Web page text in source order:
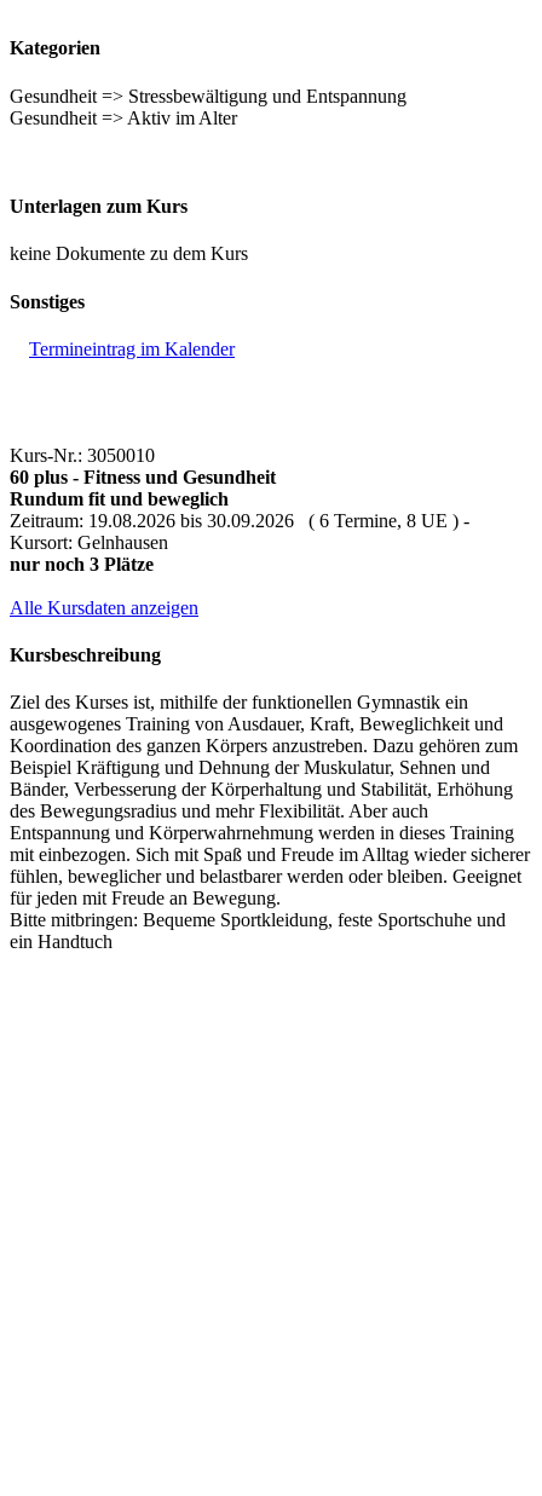
Kategorien
Gesundheit => Stressbewältigung und Entspannung
Gesundheit => Aktiv im Alter
Unterlagen zum Kurs
keine Dokumente zu dem Kurs
Sonstiges
Termineintrag im Kalender
Kurs-Nr.: 3050010
60 plus - Fitness und Gesundheit
Rundum fit und beweglich
Zeitraum: 19.08.2026 bis 30.09.2026 ( 6 Termine, 8 UE ) -
Kursort: Gelnhausen
nur noch 3 Plätze
Alle Kursdaten anzeigen
Kursbeschreibung
Ziel des Kurses ist, mithilfe der funktionellen Gymnastik ein
ausgewogenes Training von Ausdauer, Kraft, Beweglichkeit und
Koordination des ganzen Körpers anzustreben. Dazu gehören zum
Beispiel Kräftigung und Dehnung der Muskulatur, Sehnen und
Bänder, Verbesserung der Körperhaltung und Stabilität, Erhöhung
des Bewegungsradius und mehr Flexibilität. Aber auch
Entspannung und Körperwahrnehmung werden in dieses Training
mit einbezogen. Sich mit Spaß und Freude im Alltag wieder sicherer
fühlen, beweglicher und belastbarer werden oder bleiben. Geeignet
für jeden mit Freude an Bewegung.
Bitte mitbringen: Bequeme Sportkleidung, feste Sportschuhe und
ein Handtuch